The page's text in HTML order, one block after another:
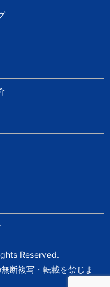
Reserved.
断複写・転載を禁じま